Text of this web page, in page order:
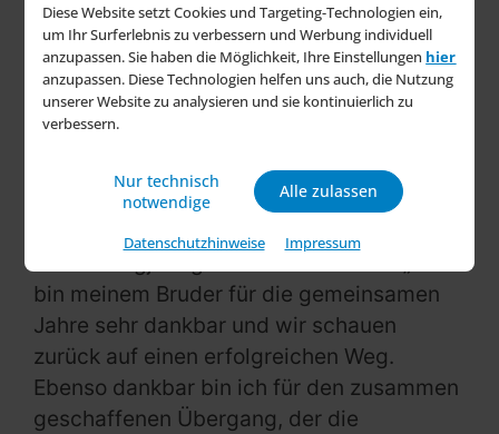
Diese Website setzt Cookies und Targeting-Technologien ein,
um Ihr Surferlebnis zu verbessern und Werbung individuell
anzupassen. Sie haben die Möglichkeit, Ihre Einstellungen hier
anzupassen. Diese Technologien helfen uns auch, die Nutzung
unserer Website zu analysieren und sie kontinuierlich zu
verbessern.
Nur technisch
notwendige
Alle zulassen
Datenschutzhinweise Impressum
und ich freue mich, dass das Unternehmen
gut für eine erfolgreiche Zukunft
aufgestellt ist.“ Seit 1994 hatten die Brüder
das 1959 von ihrem Vater Otger
Bernhard ter Hürne dankt seinem Bruder
bin meinem Bruder für die gemeinsamen
Jahre sehr dankbar und wir schauen
zurück auf einen erfolgreichen Weg.
Ebenso dankbar bin ich für den zusammen
geschaffenen Übergang, der die